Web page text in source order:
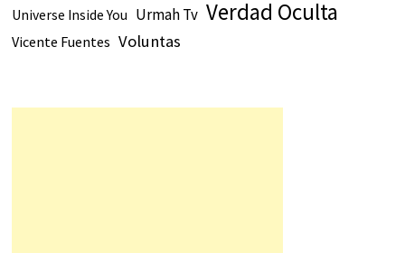
Universe Inside You Urmah Tv Verdad Oculta
Vicente Fuentes Voluntas